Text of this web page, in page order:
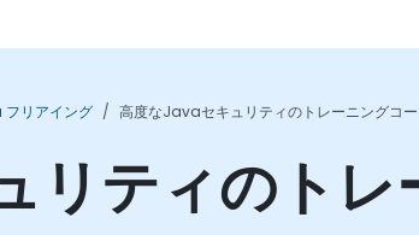
リアイング 高度なJavaセキュリティのトレーニングコ
リティのトレ